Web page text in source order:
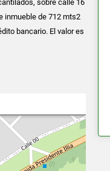
sobre calle 16
inmueble de 712 mts2
bancario. El valor es